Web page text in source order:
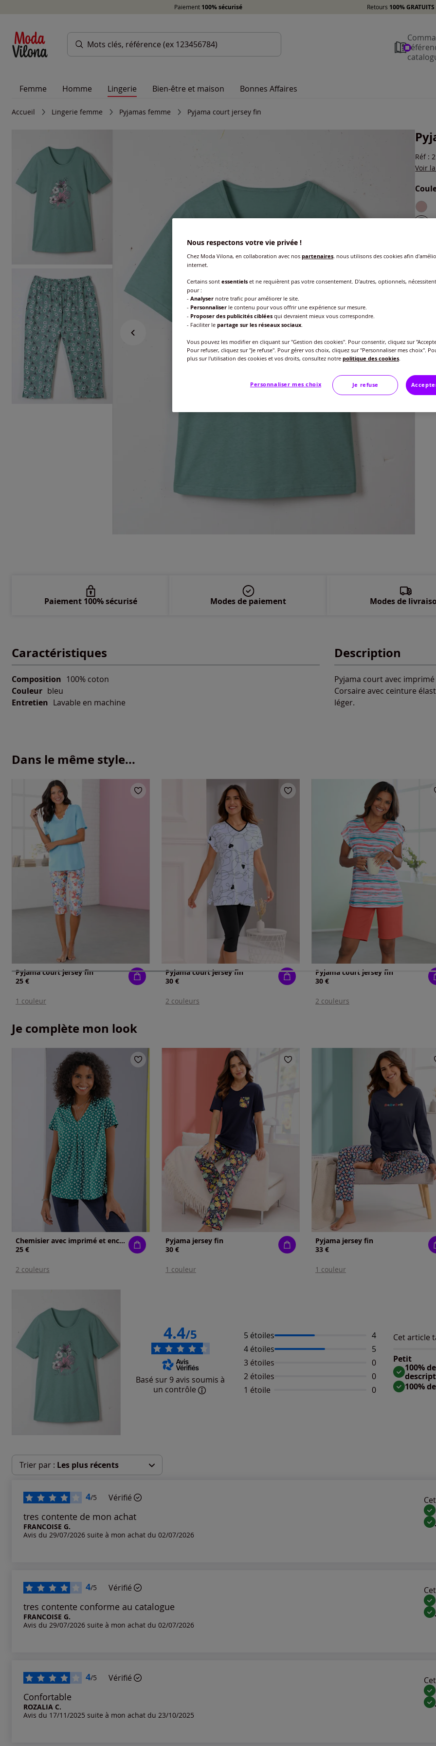
Paiement 100% sécurisé Retours 100%
Femme Homme Lingerie Bien-être et maison Bonnes Affaires
Accueil Lingerie femme Pyjamas femme Pyjama court jersey fin
Réf :
Voir
Caractéristiques
Composition 100% coton
Couleur bleu
Entretien Lavable en machine
Description
Pyjama court avec
Corsaire avec ceinture
léger.
Paiement 100% sécurisé Modes de paiement Modes de
Dans le même style...
Pyjama court jersey fin
25 €
1 couleur
Pyjama court jersey fin
30 €
2 couleurs
Pyjama court jersey fin
30 €
2 couleurs
Je complète mon look
Chemisier avec imprimé et encolure en v
25 €
2 couleurs
Pyjama jersey fin
30 €
1 couleur
Pyjama jersey fin
33 €
1 couleur
4.4/5
Basé sur 9 avis soumis à
un contrôle
5 étoiles Nombre d'avis :
4
4 étoiles
Nombre d'avis :
5
3 étoiles
Aucun avis
0
2 étoiles
Aucun avis
0
1 étoile
Aucun avis
0
Cet article
Petit
Répartition
Taille
100%
100%
Trier par : Les plus récents
Les plus anciens
4/5 Vérifié
tres contente de mon achat
FRANCOISE G.
Avis du 29/07/2026 suite à mon achat du 02/07/2026
4/5 Vérifié
tres contente conforme au catalogue
FRANCOISE G.
Avis du 29/07/2026 suite à mon achat du 02/07/2026
4/5 Vérifié
Confortable
ROZALIA C.
Avis du 17/11/2025 suite à mon achat du 23/10/2025
Nous respectons votre vie privée !
Chez Moda Vilona, en collaboration avec nos partenaires, nous utilisons des cookies afin
internet.
Certains sont essentiels et ne requièrent pas votre consentement. D'autres, optionnels,
pour :
- Analyser notre trafic pour améliorer le site.
- Personnaliser le contenu pour vous offrir une expérience sur mesure.
- Proposer des publicités ciblées qui devraient mieux vous correspondre.
- Faciliter le partage sur les réseaux sociaux.
Vous pouvez les modifier en cliquant sur "Gestion des cookies". Pour consentir, cliquez sur
Pour refuser, cliquez sur "Je refuse". Pour gérer vos choix, cliquez sur "Personnaliser mes choix".
plus sur l'utilisation des cookies et vos droits, consultez notre politique des cookies.
Personnaliser mes choix Je refuse